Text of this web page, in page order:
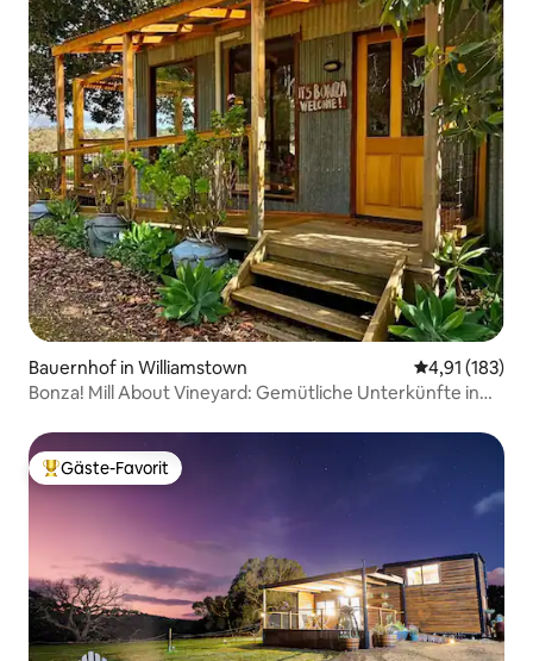
Bauernhof in Williamstown
4,91 (183)
Bonza! Mill About Vineyard: Gemütliche Unterkünfte in
Beliebter Gäste-Favorit.
Gäste-Favorit